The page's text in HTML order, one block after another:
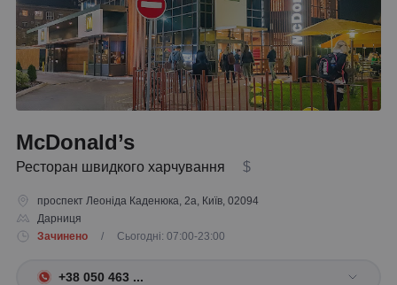
McDonald’s
Ресторан швидкого харчування $
проспект Леоніда Каденюка, 2а, Київ, 02094
Дарниця
Зачинено
/ Сьогодні: 07:00-23:00
+38 050 463 ...